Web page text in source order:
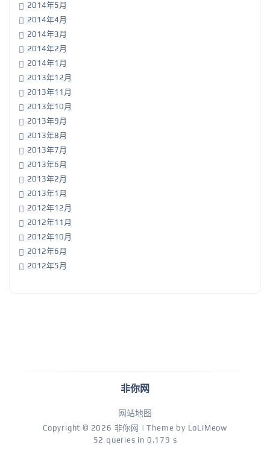
2014年5月
2014年4月
2014年3月
2014年2月
2014年1月
2013年12月
2013年11月
2013年10月
2013年9月
2013年8月
2013年7月
2013年6月
2013年2月
2013年1月
2012年12月
2012年11月
2012年10月
2012年6月
2012年5月
非你网
网站地图
Copyright © 2026 非你网 | Theme by LoLiMeow
52 queries in 0.179 s